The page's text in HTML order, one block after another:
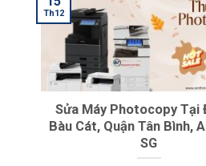
Sửa Máy Photocopy Tại
Bàu Cát, Quận Tân Bình,
SG
Th12